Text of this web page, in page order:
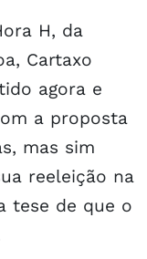
H, da
Cartaxo
agora e
a proposta
mas sim
reeleição na
tese de que o